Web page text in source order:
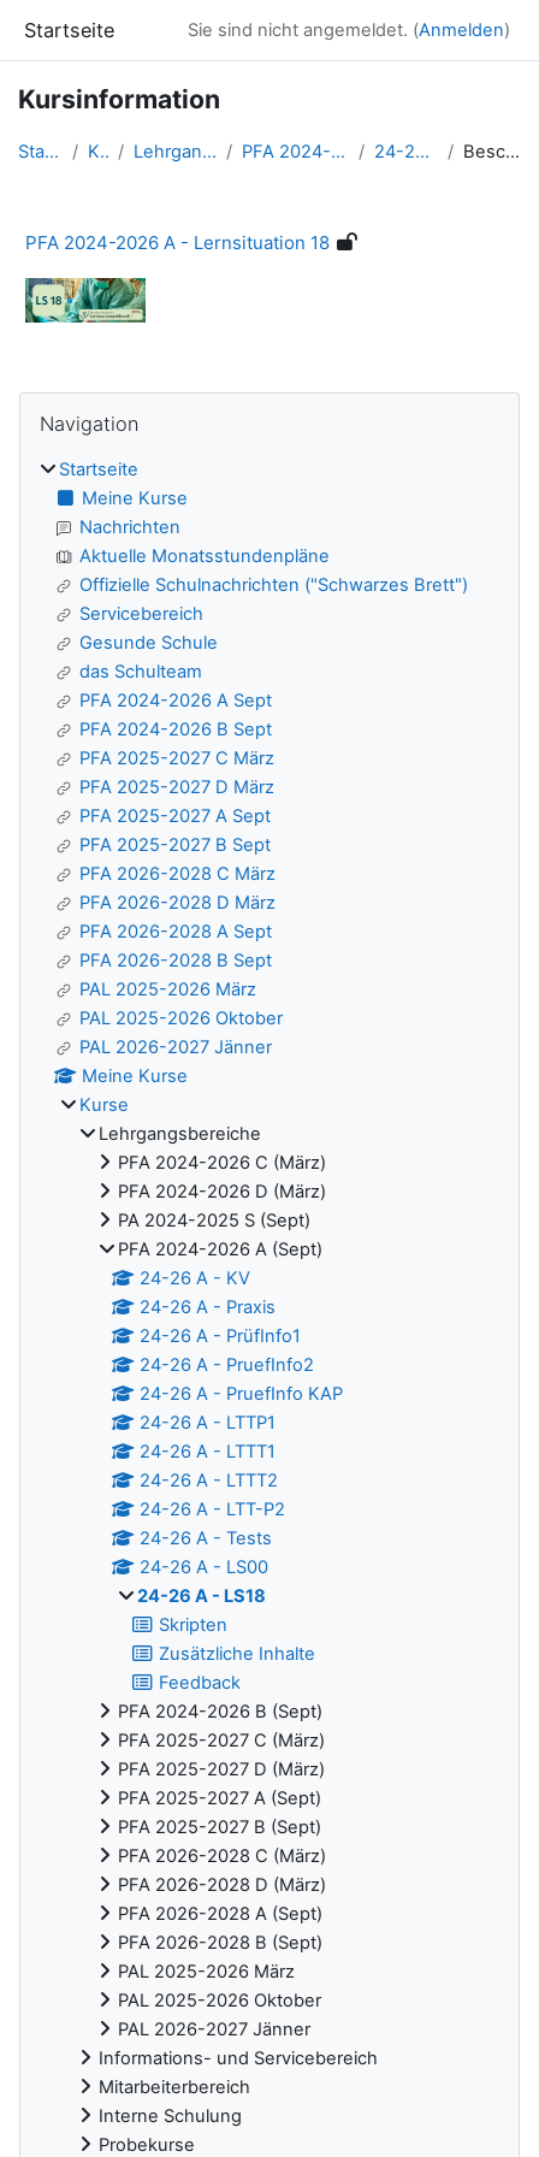
Startseite Sie sind nicht angemeldet. (Anmelden)
Kursinformation
Startseite Kurse Lehrgangsbereiche PFA 2024-2026 A (Sept) 24-26 A - LS18 Beschreibung
PFA 2024-2026 A - Lernsituation 18
Navigation
Startseite
Meine Kurse
Nachrichten
Aktuelle Monatsstundenpläne
Offizielle Schulnachrichten ("Schwarzes Brett")
Servicebereich
Gesunde Schule
das Schulteam
PFA 2024-2026 A Sept
PFA 2024-2026 B Sept
PFA 2025-2027 C März
PFA 2025-2027 D März
PFA 2025-2027 A Sept
PFA 2025-2027 B Sept
PFA 2026-2028 C März
PFA 2026-2028 D März
PFA 2026-2028 A Sept
PFA 2026-2028 B Sept
PAL 2025-2026 März
PAL 2025-2026 Oktober
PAL 2026-2027 Jänner
Meine Kurse
Kurse
Lehrgangsbereiche
PFA 2024-2026 C (März)
PFA 2024-2026 D (März)
PA 2024-2025 S (Sept)
PFA 2024-2026 A (Sept)
24-26 A - KV
24-26 A - Praxis
24-26 A - PrüfInfo1
24-26 A - PruefInfo2
24-26 A - PruefInfo KAP
24-26 A - LTTP1
24-26 A - LTTT1
24-26 A - LTTT2
24-26 A - LTT-P2
24-26 A - Tests
24-26 A - LS00
24-26 A - LS18
Skripten
Zusätzliche Inhalte
Feedback
PFA 2024-2026 B (Sept)
PFA 2025-2027 C (März)
PFA 2025-2027 D (März)
PFA 2025-2027 A (Sept)
PFA 2025-2027 B (Sept)
PFA 2026-2028 C (März)
PFA 2026-2028 D (März)
PFA 2026-2028 A (Sept)
PFA 2026-2028 B (Sept)
PAL 2025-2026 März
PAL 2025-2026 Oktober
PAL 2026-2027 Jänner
Informations- und Servicebereich
Mitarbeiterbereich
Interne Schulung
Probekurse